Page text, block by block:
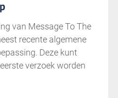
van Message To The
recente algemene
Deze kunt
verzoek worden